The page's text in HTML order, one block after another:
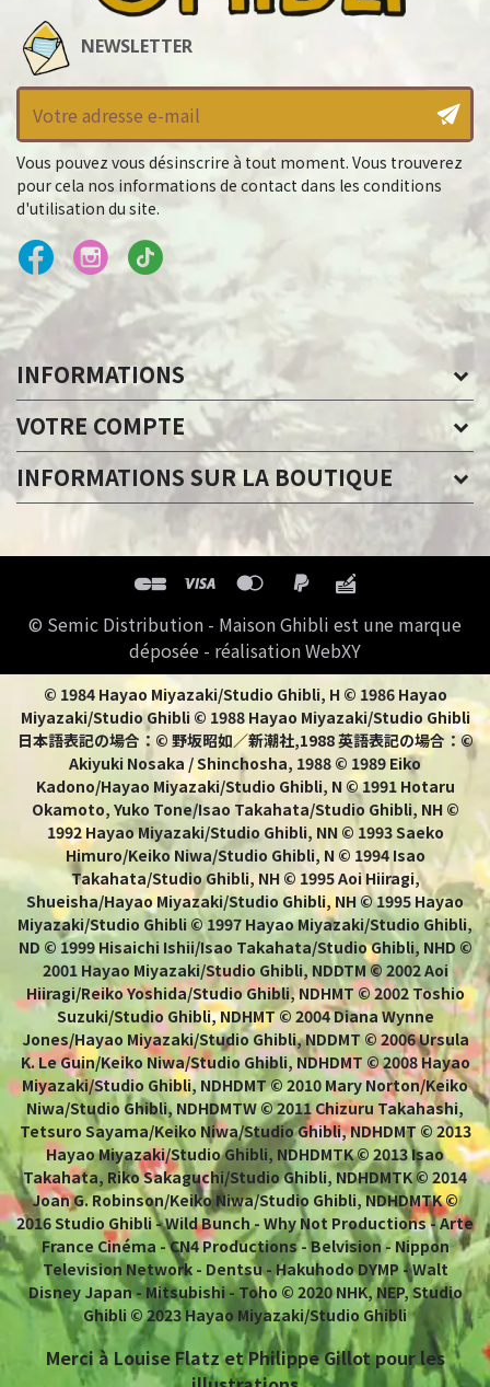
NEWSLETTER
Vous pouvez vous désinscrire à tout moment. Vous trouverez
pour cela nos informations de contact dans les conditions
d'utilisation du site.
INFORMATIONS
VOTRE COMPTE
INFORMATIONS SUR LA BOUTIQUE
© Semic Distribution - Maison Ghibli est une marque
déposée - réalisation WebXY
© 1984 Hayao Miyazaki/Studio Ghibli, H © 1986 Hayao
Miyazaki/Studio Ghibli © 1988 Hayao Miyazaki/Studio Ghibli
日本語表記の場合：© 野坂昭如／新潮社,1988 英語表記の場合：©
Akiyuki Nosaka / Shinchosha, 1988 © 1989 Eiko
Kadono/Hayao Miyazaki/Studio Ghibli, N © 1991 Hotaru
Okamoto, Yuko Tone/Isao Takahata/Studio Ghibli, NH ©
1992 Hayao Miyazaki/Studio Ghibli, NN © 1993 Saeko
Himuro/Keiko Niwa/Studio Ghibli, N © 1994 Isao
Takahata/Studio Ghibli, NH © 1995 Aoi Hiiragi,
Shueisha/Hayao Miyazaki/Studio Ghibli, NH © 1995 Hayao
Miyazaki/Studio Ghibli © 1997 Hayao Miyazaki/Studio Ghibli,
ND © 1999 Hisaichi Ishii/Isao Takahata/Studio Ghibli, NHD ©
2001 Hayao Miyazaki/Studio Ghibli, NDDTM © 2002 Aoi
Hiiragi/Reiko Yoshida/Studio Ghibli, NDHMT © 2002 Toshio
Suzuki/Studio Ghibli, NDHMT © 2004 Diana Wynne
Jones/Hayao Miyazaki/Studio Ghibli, NDDMT © 2006 Ursula
K. Le Guin/Keiko Niwa/Studio Ghibli, NDHDMT © 2008 Hayao
Miyazaki/Studio Ghibli, NDHDMT © 2010 Mary Norton/Keiko
Niwa/Studio Ghibli, NDHDMTW © 2011 Chizuru Takahashi,
Tetsuro Sayama/Keiko Niwa/Studio Ghibli, NDHDMT © 2013
Hayao Miyazaki/Studio Ghibli, NDHDMTK © 2013 Isao
Takahata, Riko Sakaguchi/Studio Ghibli, NDHDMTK © 2014
Joan G. Robinson/Keiko Niwa/Studio Ghibli, NDHDMTK ©
2016 Studio Ghibli - Wild Bunch - Why Not Productions - Arte
France Cinéma - CN4 Productions - Belvision - Nippon
Television Network - Dentsu - Hakuhodo DYMP - Walt
Disney Japan - Mitsubishi - Toho © 2020 NHK, NEP, Studio
Ghibli © 2023 Hayao Miyazaki/Studio Ghibli
Merci à Louise Flatz et Philippe Gillot pour les